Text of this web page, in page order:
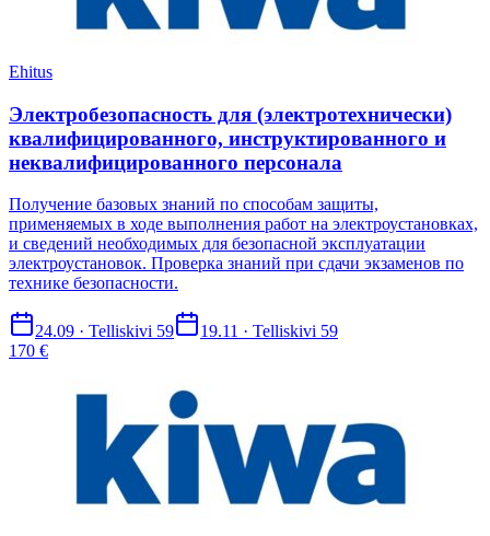
Ehitus
Электробезопасность для (электротехнически)
квалифицированного, инструктированного и
неквалифицированного персонала
Получение базовых знаний по способам защиты,
применяемых в ходе выполнения работ на электроустановках,
и сведений необходимых для безопасной эксплуатации
электроустановок. Проверка знаний при сдачи экзаменов по
технике безопасности.
24.09 · Telliskivi 59
19.11 · Telliskivi 59
170 €